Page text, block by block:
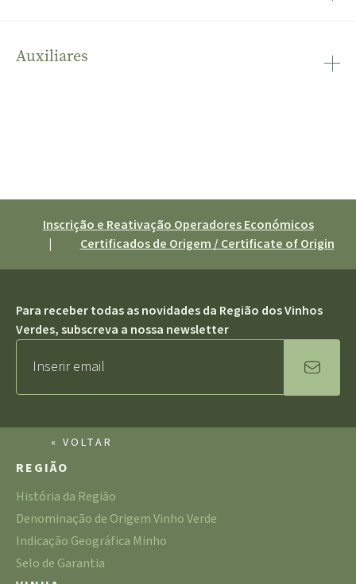
lenhificam e ficam mais resistentes, adquirindo uma
coloração castanha. (ver Lenhificação)
Auxiliares
também designado por inimigos naturais, são espécies
Inscrição e Reativação Operadores Económicos
|
Certificados de Origem / Certificate of Origin
Para receber todas as novidades da Região dos Vinhos
Verdes, subscreva a nossa newsletter
« VOLTAR
REGIÃO
História da Região
Denominação de Origem Vinho Verde
Indicação Geográfica Minho
Selo de Garantia